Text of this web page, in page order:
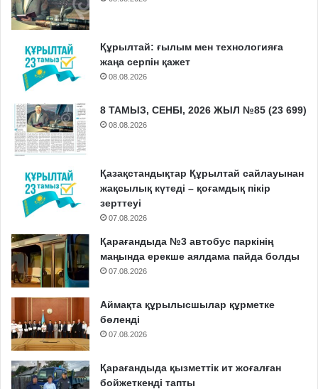
Құрылтай: ғылым мен технологияға
жаңа серпін қажет
08.08.2026
8 ТАМЫЗ, СЕНБІ, 2026 ЖЫЛ №85 (23 699)
08.08.2026
Қазақстандықтар Құрылтай сайлауынан
жақсылық күтеді – қоғамдық пікір
зерттеуі
07.08.2026
Қарағандыда №3 автобус паркінің
маңында ерекше аялдама пайда болды
07.08.2026
Аймақта құрылысшылар құрметке
бөленді
07.08.2026
Қарағандыда қызметтік ит жоғалған
бойжеткенді тапты